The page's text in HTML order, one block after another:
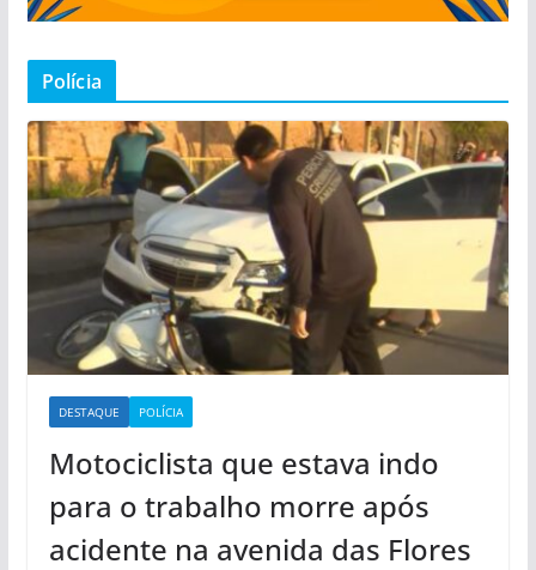
Polícia
DESTAQUE POLÍCIA
Motociclista que estava indo
para o trabalho morre após
acidente na avenida das Flores